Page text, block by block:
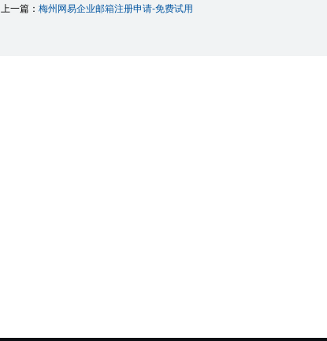
上一篇： 梅州网易企业邮箱注册申请-免费试用